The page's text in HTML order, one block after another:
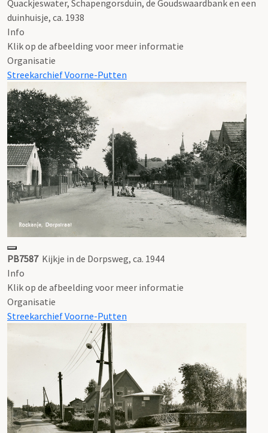
Quackjeswater, Schapengorsduin, de Goudswaardbank en een
duinhuisje, ca. 1938
Info
Klik op de afbeelding voor meer informatie
Organisatie
Streekarchief Voorne-Putten
PB7587 Kijkje in de Dorpsweg, ca. 1944
Info
Klik op de afbeelding voor meer informatie
Organisatie
Streekarchief Voorne-Putten